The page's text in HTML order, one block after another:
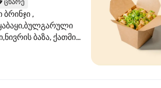
ცხარე
,
ბაზა, ქათმის
ხახვი,სეზამის